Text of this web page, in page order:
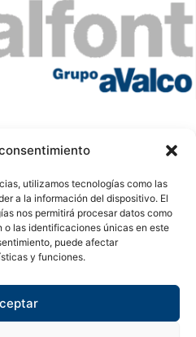
utilizamos tecnologías como las
a la información del dispositivo. El
nos permitirá procesar datos como
las identificaciones únicas en este
puede afectar
y funciones.